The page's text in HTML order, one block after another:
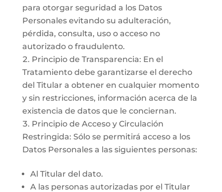
para otorgar seguridad a los Datos
Personales evitando su adulteración,
pérdida, consulta, uso o acceso no
autorizado o fraudulento.
Principio de Transparencia: En el
Tratamiento debe garantizarse el derecho
del Titular a obtener en cualquier momento
y sin restricciones, información acerca de la
existencia de datos que le conciernan.
Principio de Acceso y Circulación
Restringida: Sólo se permitirá acceso a los
Datos Personales a las siguientes personas:
Al Titular del dato.
A las personas autorizadas por el Titular